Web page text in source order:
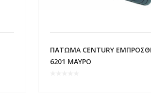
ΠΑΤΩΜΑ CENTURY
6201 ΜΑΥΡΟ